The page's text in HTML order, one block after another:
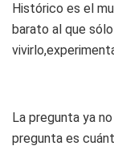
Histórico es el
barato al que
La pregunta ya
pregunta es